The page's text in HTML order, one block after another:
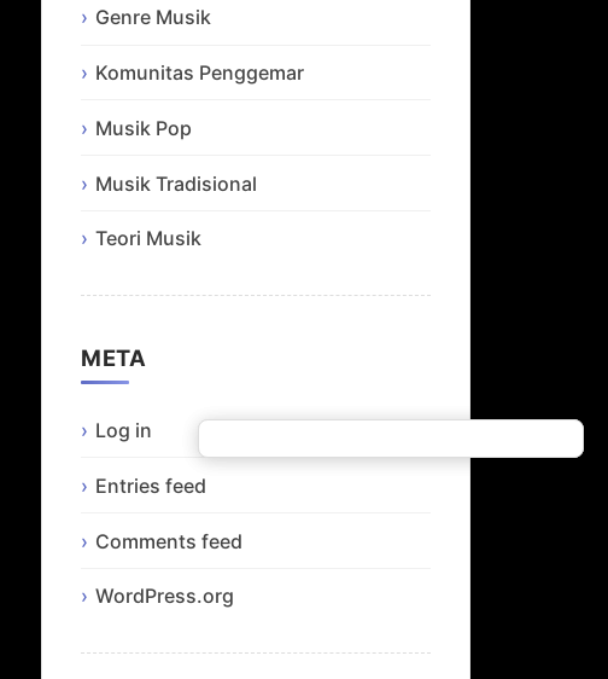
Genre Musik
Komunitas Penggemar
Musik Pop
Musik Tradisional
Teori Musik
META
Log in
Entries feed
Comments feed
WordPress.org